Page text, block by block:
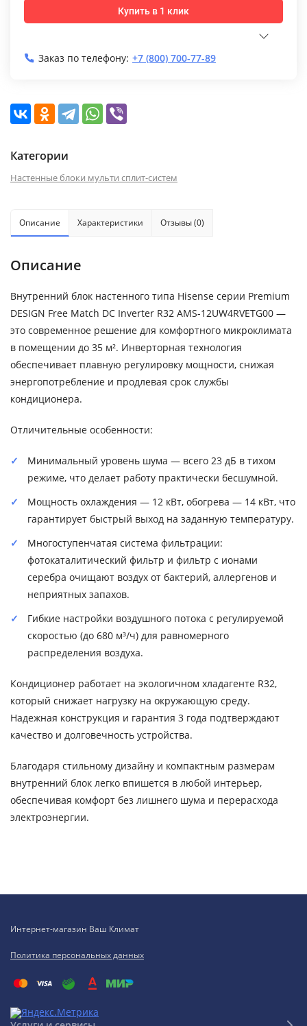
Купить в 1 клик
Заказ по телефону: +7 (800) 700-77-89
Категории
Настенные блоки мульти сплит-систем
Описание Характеристики Отзывы (0)
Описание
Внутренний блок настенного типа Hisense серии Premium
DESIGN Free Match DC Inverter R32 AMS-12UW4RVETG00 —
это современное решение для комфортного микроклимата
в помещении до 35 м². Инверторная технология
обеспечивает плавную регулировку мощности, снижая
энергопотребление и продлевая срок службы
кондиционера.
Отличительные особенности:
Минимальный уровень шума — всего 23 дБ в тихом
режиме, что делает работу практически бесшумной.
Мощность охлаждения — 12 кВт, обогрева — 14 кВт, что
гарантирует быстрый выход на заданную температуру.
Многоступенчатая система фильтрации:
фотокаталитический фильтр и фильтр с ионами
серебра очищают воздух от бактерий, аллергенов и
неприятных запахов.
Гибкие настройки воздушного потока с регулируемой
скоростью (до 680 м³/ч) для равномерного
распределения воздуха.
Кондиционер работает на экологичном хладагенте R32,
который снижает нагрузку на окружающую среду.
Надежная конструкция и гарантия 3 года подтверждают
качество и долговечность устройства.
Благодаря стильному дизайну и компактным размерам
внутренний блок легко впишется в любой интерьер,
обеспечивая комфорт без лишнего шума и перерасхода
электроэнергии.
Интернет-магазин Ваш Климат
Политика персональных данных